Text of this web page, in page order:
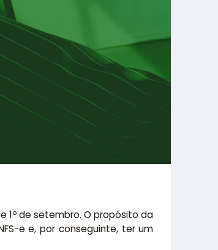
1º de setembro. O propósito da
e e, por conseguinte, ter um